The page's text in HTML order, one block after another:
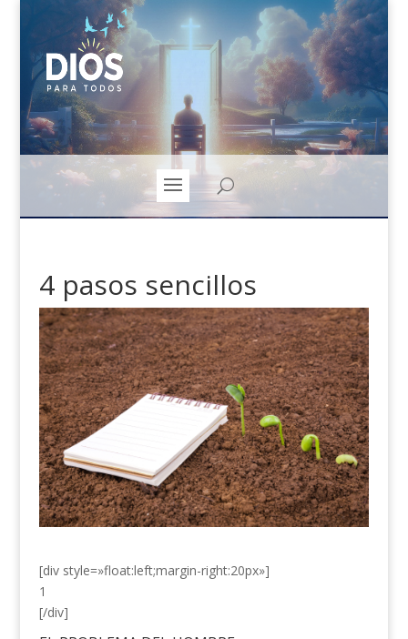
4 pasos sencillos
[div style=»float:left;margin-right:20px»]
1
[/div]